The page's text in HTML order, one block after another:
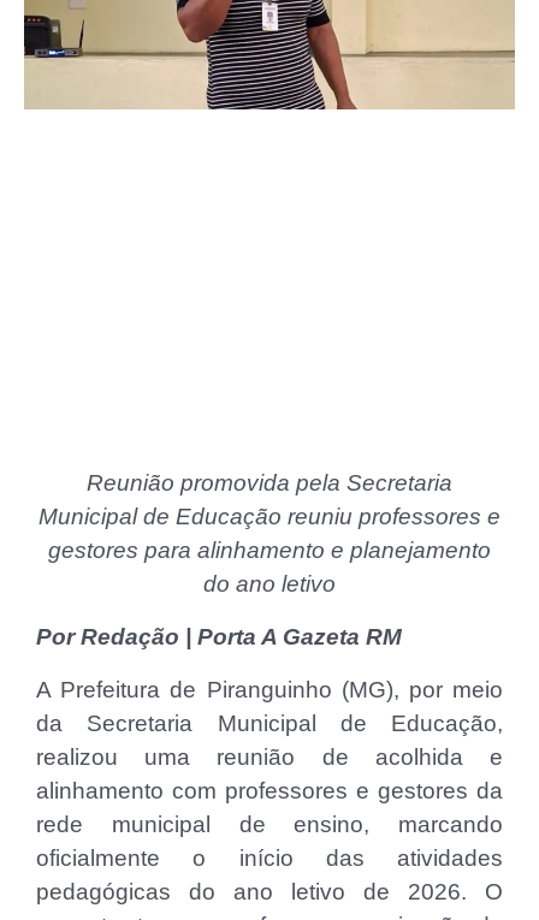
Reunião promovida pela Secretaria
Municipal de Educação reuniu professores e
gestores para alinhamento e planejamento
do ano letivo
Por Redação | Porta A Gazeta RM
A Prefeitura de Piranguinho (MG), por meio
da Secretaria Municipal de Educação,
realizou uma reunião de acolhida e
alinhamento com professores e gestores da
rede municipal de ensino, marcando
oficialmente o início das atividades
pedagógicas do ano letivo de 2026. O